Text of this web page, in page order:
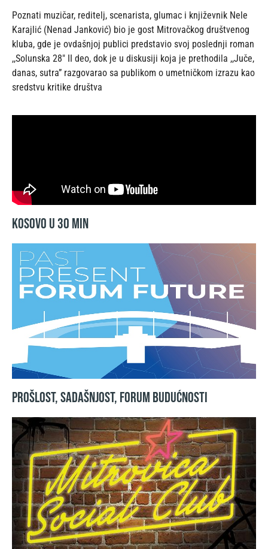
Poznati muzičar, reditelj, scenarista, glumac i književnik Nele
Karajlić (Nenad Janković) bio je gost Mitrovačkog društvenog
kluba, gde je ovdašnjoj publici predstavio svoj poslednji roman
,,Solunska 28″ II deo, dok je u diskusiji koja je prethodila ,,Juče,
danas, sutra” razgovarao sa publikom o umetničkom izrazu kao
sredstvu kritike društva
Kosovo u 30 min
Prošlost, sadašnjost, FORUM BUDUĆNOSTI